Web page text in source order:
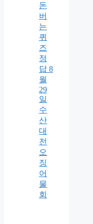
돈
버
는
퀴
즈
정
답 8
월
29
일
수
산
대
전
오
징
어
물
회